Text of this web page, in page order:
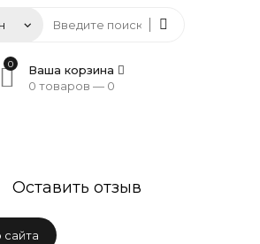
0
Ваша корзина
0 товаров — 0
Оставить отзыв